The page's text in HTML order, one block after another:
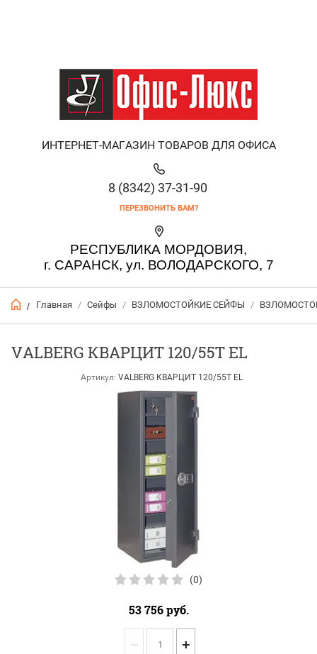
ИНТЕРНЕТ-МАГАЗИН ТОВАРОВ ДЛЯ ОФИСА
8 (8342) 37-31-90
ПЕРЕЗВОНИТЬ ВАМ?
РЕСПУБЛИКА МОРДОВИЯ,
г. САРАНСК, ул. ВОЛОДАРСКОГО, 7
/ Главная / Сейфы / ВЗЛОМОСТОЙКИЕ СЕЙФЫ /
VALBERG КВАРЦИТ 120/55T EL
Артикул: VALBERG КВАРЦИТ 120/55T EL
(0)
53 756руб.
− +